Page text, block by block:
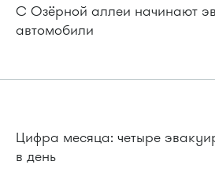
С Озёрной аллеи начинают
автомобили
Цифра месяца: четыре
в день